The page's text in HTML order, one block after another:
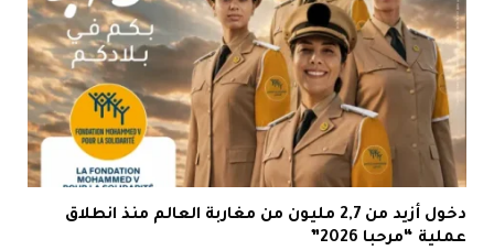
دخول أزيد من 2,7 مليون من مغاربة العالم منذ انطلاق
عملية “مرحبا 2026”